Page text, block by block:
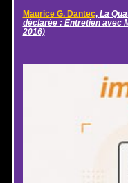
Maurice G. Dantec, La
déclarée : Entretien avec
2016)